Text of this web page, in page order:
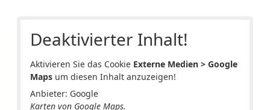
Deaktivierter Inhalt!
Aktivieren Sie das Cookie Externe Medien > Google
Maps um diesen Inhalt anzuzeigen!
Anbieter: Google
Karten von Google Maps.